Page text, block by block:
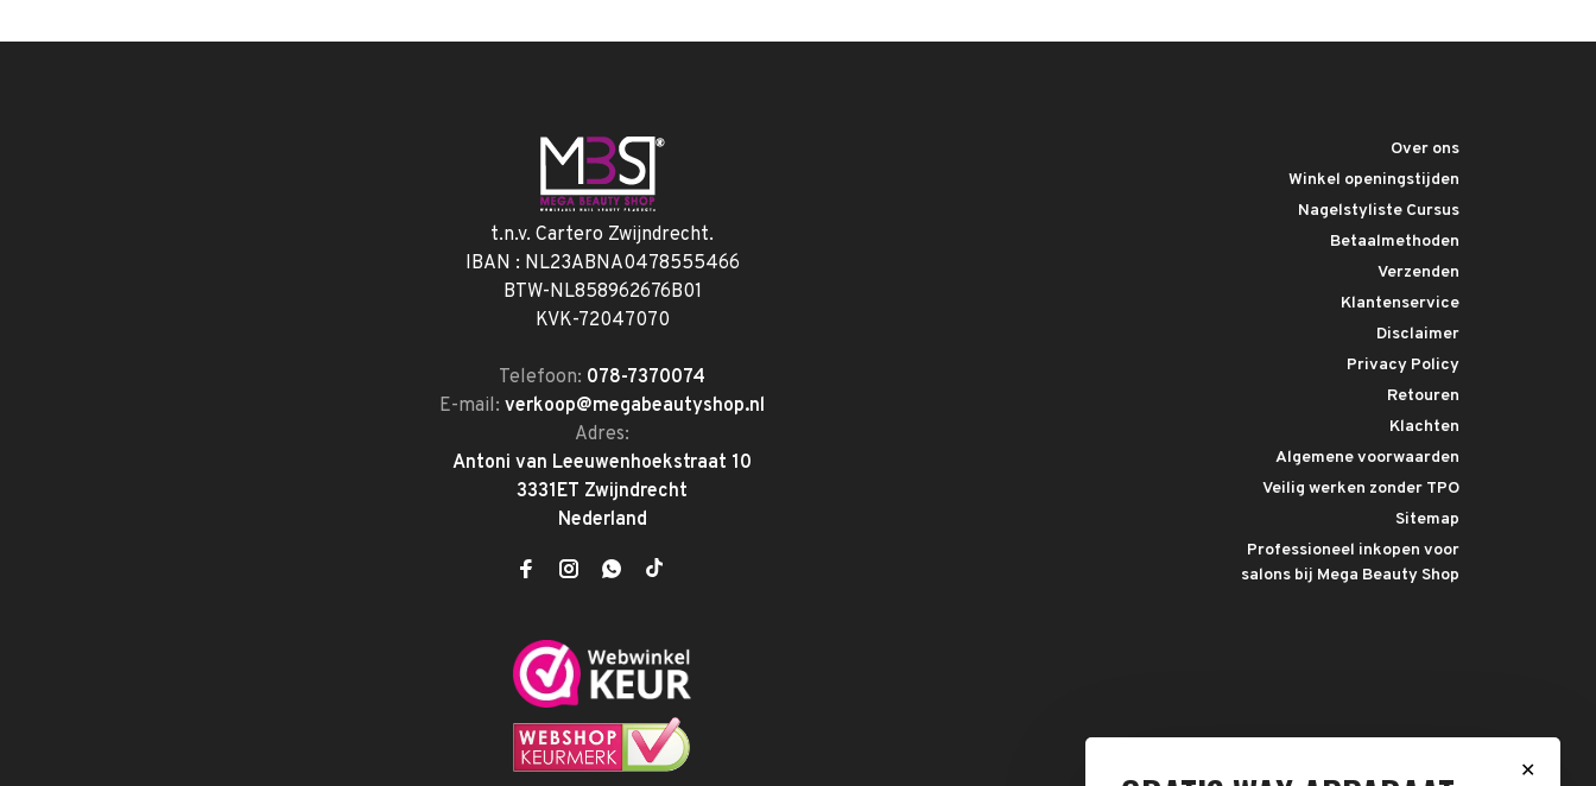
t.n.v. Cartero Zwijndrecht.
IBAN : NL23ABNA0478555466
BTW-NL858962676B01
KVK-72047070
Telefoon: 078-7370074
E-mail:verkoop@megabeautyshop.nl
Adres:
Antoni van Leeuwenhoekstraat 10
3331ET Zwijndrecht
Nederland
Over ons
Winkel openingstijden
Nagelstyliste Cursus
Betaalmethoden
Verzenden
Klantenservice
Disclaimer
Privacy Policy
Retouren
Klachten
Algemene voorwaarden
Veilig werken zonder TPO
Sitemap
Professioneel inkopen voor
salons bij Mega Beauty Shop
✕